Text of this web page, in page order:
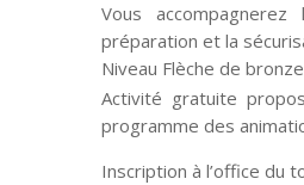
Vous
préparation et la
Niveau Flèche de
Activité gratuite
programme des
Inscription à l’office du